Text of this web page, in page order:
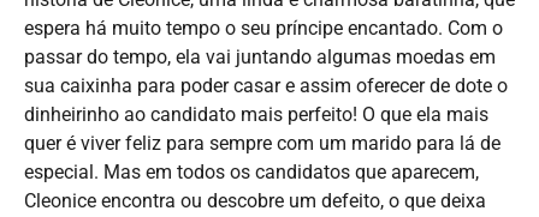
espera há muito tempo o seu príncipe encantado. Com o
passar do tempo, ela vai juntando algumas moedas em
sua caixinha para poder casar e assim oferecer de dote o
dinheirinho ao candidato mais perfeito! O que ela mais
quer é viver feliz para sempre com um marido para lá de
especial. Mas em todos os candidatos que aparecem,
Cleonice encontra ou descobre um defeito, o que deixa